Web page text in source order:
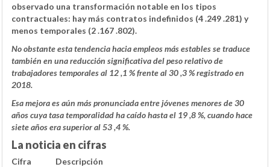
observado una transformación notable en los tipos
contractuales: hay más contratos indefinidos (4 .249 .281) y
menos temporales (2 .167 .802).
No obstante esta tendencia hacia empleos más estables se traduce
también en una reducción significativa del peso relativo de
trabajadores temporales al 12 ,1 % frente al 30 ,3 % registrado en
2018.
Esa mejora es aún más pronunciada entre jóvenes menores de 30
años cuya tasa temporalidad ha caído hasta el 19 ,8 %, cuando hace
siete años era superior al 53 ,4 %.
La noticia en cifras
Cifra
Descripción